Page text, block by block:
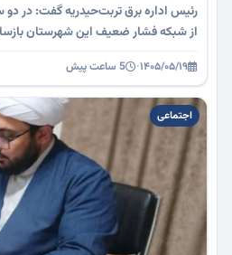
از شبکه فشار ضعیف این شهرستان
۱۴۰۵/۰۵/۱۹· 5 ساعت پیش
اجتماعی